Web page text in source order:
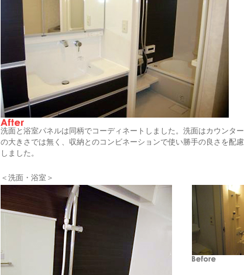
洗面と浴室パネルは同柄でコーディネートしました。洗面はカウンター
の大きさでは無く、収納とのコンビネーションで使い勝手の良さを配慮
しました。
＜洗面・浴室＞